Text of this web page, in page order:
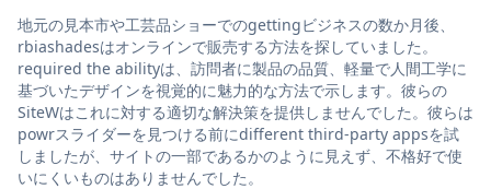
地元の見本市や工芸品ショーでのgettingビジネスの数か月後、
rbiashadesはオンラインで販売する方法を探していました。
required the abilityは、訪問者に製品の品質、軽量で人間工学に
基づいたデザインを視覚的に魅力的な方法で示します。彼らの
SiteWはこれに対する適切な解決策を提供しませんでした。彼らは
powrスライダーを見つける前にdifferent third-party appsを試
しましたが、サイトの一部であるかのように見えず、不格好で使
いにくいものはありませんでした。